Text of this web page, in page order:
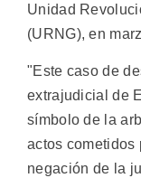
Unidad
(URNG), en
"Este caso de
extrajudicial de
símbolo de la
actos cometidos
negación de la